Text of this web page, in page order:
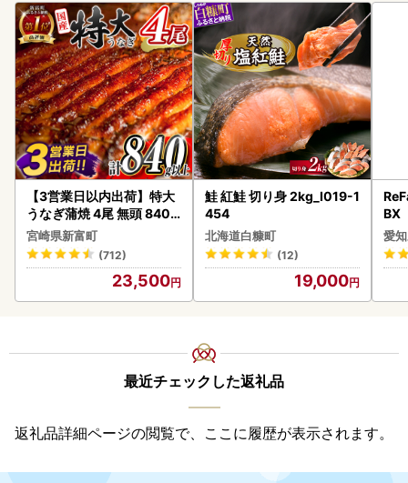
【3営業日以内出荷】特大
うなぎ蒲焼 4尾 無頭 840g
以上 C388-840-3D
宮崎県新富町
(712)
23,500
鮭 紅鮭 切り身 2kg_I019-1
454
北海道白糠町
(12)
19,000
BX
ー
ファ
愛
最近チェックした返礼品
返礼品詳細ページの閲覧で、ここに履歴が表示されます。